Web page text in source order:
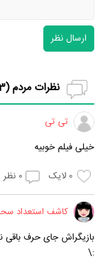
ارسال نظر
نظرات مردم (
تی تی
خیلی فیلم خوبیه
0 لایک 0 نظر
کاشف استعداد
بازیگراش جای حرف باقی
:\